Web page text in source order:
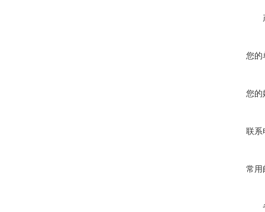
您的
您的
联系
常用